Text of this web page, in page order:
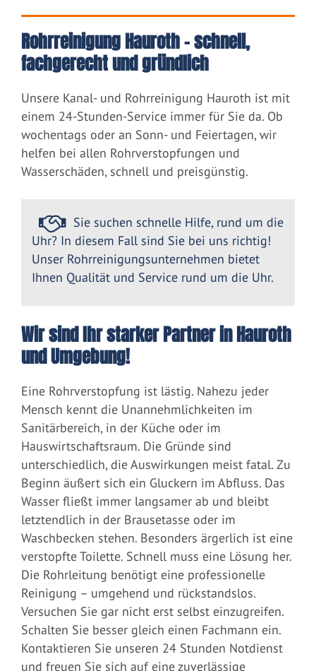
Rohrreinigung Hauroth – schnell,
fachgerecht und gründlich
Unsere Kanal- und Rohrreinigung Hauroth ist mit
einem 24-Stunden-Service immer für Sie da. Ob
wochentags oder an Sonn- und Feiertagen, wir
helfen bei allen Rohrverstopfungen und
Wasserschäden, schnell und preisgünstig.
Sie suchen schnelle Hilfe, rund um die
Uhr? In diesem Fall sind Sie bei uns richtig!
Unser Rohrreinigungsunternehmen bietet
Ihnen Qualität und Service rund um die Uhr.
Wir sind Ihr starker Partner in Hauroth
und Umgebung!
Eine Rohrverstopfung ist lästig. Nahezu jeder
Mensch kennt die Unannehmlichkeiten im
Sanitärbereich, in der Küche oder im
Hauswirtschaftsraum. Die Gründe sind
unterschiedlich, die Auswirkungen meist fatal. Zu
Beginn äußert sich ein Gluckern im Abfluss. Das
Wasser fließt immer langsamer ab und bleibt
letztendlich in der Brausetasse oder im
Waschbecken stehen. Besonders ärgerlich ist eine
verstopfte Toilette. Schnell muss eine Lösung her.
Die Rohrleitung benötigt eine professionelle
Reinigung – umgehend und rückstandslos.
Versuchen Sie gar nicht erst selbst einzugreifen.
Schalten Sie besser gleich einen Fachmann ein.
Kontaktieren Sie unseren 24 Stunden Notdienst
und freuen Sie sich auf eine zuverlässige